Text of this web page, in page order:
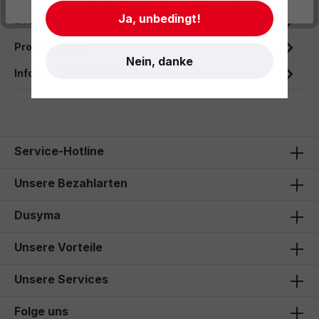
Beschreibung
Produktdaten
Informationen und Hinweise
Service-Hotline
Unsere Bezahlarten
Dusyma
Unsere Vorteile
Unsere Services
Folge uns
- Impressum - AGB - Datenschutz
Ja, unbedingt!
Nein, danke